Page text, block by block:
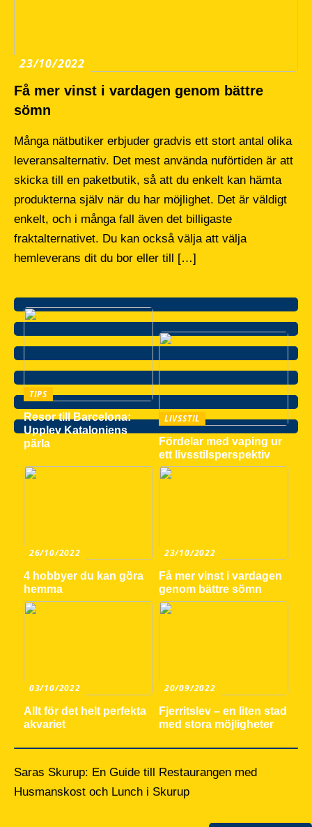
23/10/2022
Få mer vinst i vardagen genom bättre
sömn
Många nätbutiker erbjuder gradvis ett stort antal olika
leveransalternativ. Det mest använda nuförtiden är att
skicka till en paketbutik, så att du enkelt kan hämta
produkterna själv när du har möjlighet. Det är väldigt
enkelt, och i många fall även det billigaste
fraktalternativet. Du kan också välja att välja
hemleverans dit du bor eller till […]
TIPS
Resor till Barcelona:
Upplev Kataloniens
pärla
LIVSSTIL
Fördelar med vaping ur
ett livsstilsperspektiv
26/10/2022
4 hobbyer du kan göra
hemma
23/10/2022
Få mer vinst i vardagen
genom bättre sömn
03/10/2022
Allt för det helt perfekta
akvariet
20/09/2022
Fjerritslev – en liten stad
med stora möjligheter
Saras Skurup: En Guide till Restaurangen med
Husmanskost och Lunch i Skurup